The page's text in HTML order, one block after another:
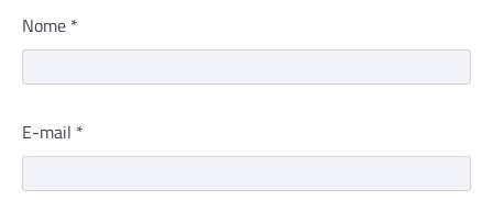
Nome *
E-mail *